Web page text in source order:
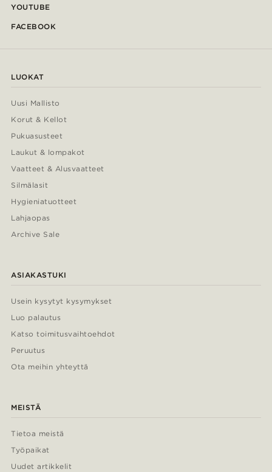
YOUTUBE
FACEBOOK
LUOKAT
Uusi Mallisto
Korut & Kellot
Pukuasusteet
Laukut & lompakot
Vaatteet & Alusvaatteet
Silmälasit
Hygieniatuotteet
Lahjaopas
Archive Sale
ASIAKASTUKI
Usein kysytyt kysymykset
Luo palautus
Katso toimitusvaihtoehdot
Peruutus
Ota meihin yhteyttä
MEISTÄ
Tietoa meistä
Työpaikat
Uudet artikkelit